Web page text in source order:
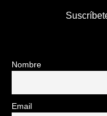
Nombre
Email